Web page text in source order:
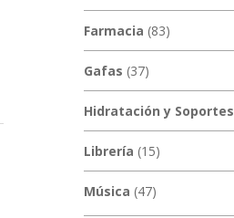
Farmacia (83)
Gafas (37)
Hidratación y Soportes
Librería (15)
Música (47)